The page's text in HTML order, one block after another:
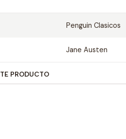
Penguin Clasicos
Jane Austen
PRODUCTO